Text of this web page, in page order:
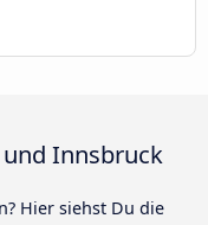
Innsbruck
Hier siehst Du die